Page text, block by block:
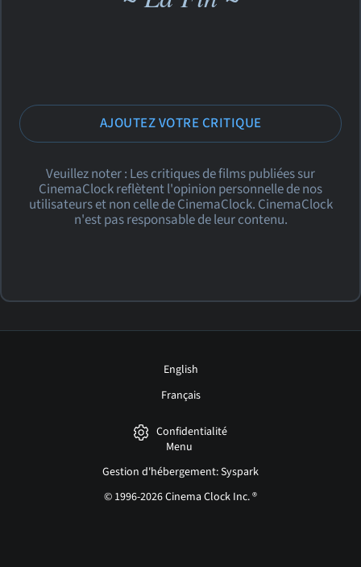
AJOUTEZ VOTRE CRITIQUE
Veuillez noter : Les critiques de films publiées sur
CinemaClock reflètent l'opinion personnelle de nos
utilisateurs et non celle de CinemaClock. CinemaClock
n'est pas responsable de leur contenu.
English
Français
Confidentialité
Menu
Gestion d'hébergement: Syspark
© 1996-2026 Cinema Clock Inc. ®